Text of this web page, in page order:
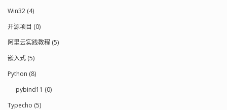
Win32 (4)
开源项目 (0)
阿里云实践教程 (5)
嵌入式 (5)
Python (8)
pybind11 (0)
Typecho (5)